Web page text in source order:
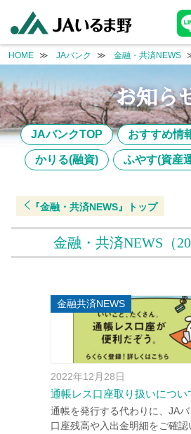
HOME JAバンク 金融・共済NEWS
お知ら
JAバンクTOP おすすめ情
かりる(融資) ふやす(資産
『金融・共済NEWS』 トップ
金融・共済NEWS （
金融共済NEWS
2022年12月28日
通帳レス口座取り扱いについ
通帳を発行する代わりに、JA
口座残高や入出金明細をご確